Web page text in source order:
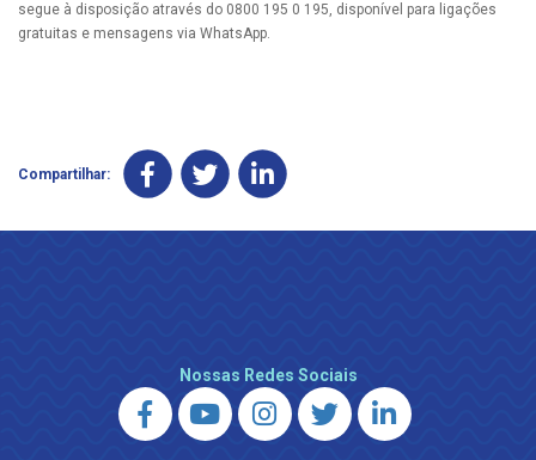
segue à disposição através do 0800 195 0 195, disponível para ligações
gratuitas e mensagens via WhatsApp.
Compartilhar:
Nossas Redes Sociais